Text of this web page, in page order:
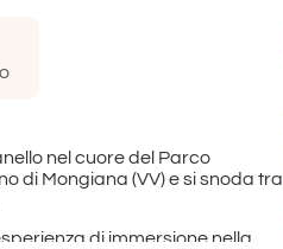
nel cuore del Parco
di Mongiana (VV) e si snoda tra
di immersione nella